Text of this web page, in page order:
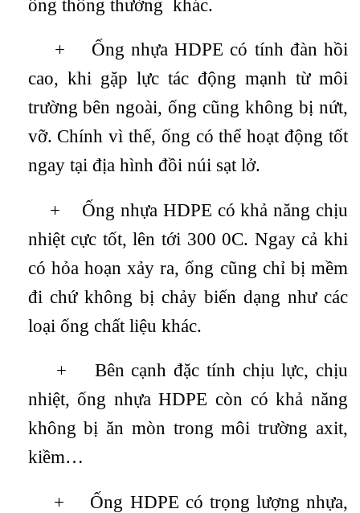
ống thông thường khác.
+ Ống nhựa HDPE có tính đàn hồi
cao, khi gặp lực tác động mạnh từ môi
trường bên ngoài, ống cũng không bị nứt,
vỡ. Chính vì thế, ống có thể hoạt động tốt
ngay tại địa hình đồi núi sạt lở.
+ Ống nhựa HDPE có khả năng chịu
nhiệt cực tốt, lên tới 300 0C. Ngay cả khi
có hỏa hoạn xảy ra, ống cũng chỉ bị mềm
đi chứ không bị chảy biến dạng như các
loại ống chất liệu khác.
+ Bên cạnh đặc tính chịu lực, chịu
nhiệt, ống nhựa HDPE còn có khả năng
không bị ăn mòn trong môi trường axit,
kiềm…
+ Ống HDPE có trọng lượng nhựa,